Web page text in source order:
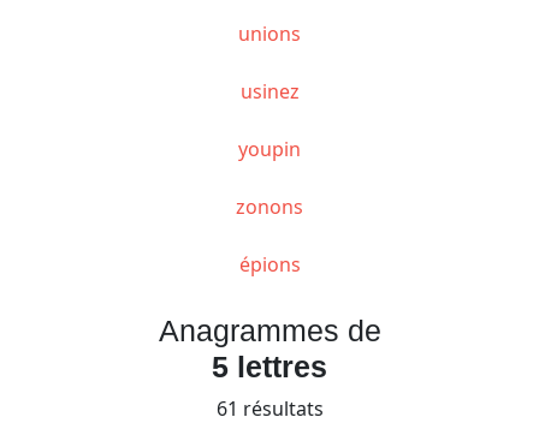
unions
usinez
youpin
zonons
épions
Anagrammes de
5 lettres
61 résultats